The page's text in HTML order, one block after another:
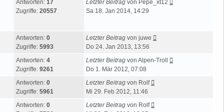
Antworten: 17
Zugriffe: 20557
Letzter Beitrag von Pepe_xt12
Sa 18. Jan 2014, 14:29
Antworten: 0
Zugriffe: 5993
Letzter Beitrag von juwe
Do 24. Jan 2013, 13:56
Antworten: 4
Zugriffe: 9261
Letzter Beitrag von Alpen-Troll
Do 1. Mär 2012, 07:08
Antworten: 0
Zugriffe: 5961
Letzter Beitrag von Rolf
Mi 29. Feb 2012, 11:46
Antworten: 0
Letzter Beitrag von Rolf